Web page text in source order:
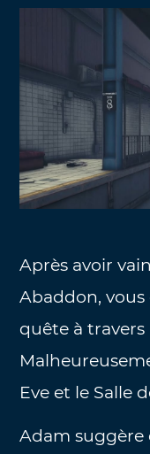
Après avoir
Abaddon,
quête à travers
Eve et le Salle
Adam